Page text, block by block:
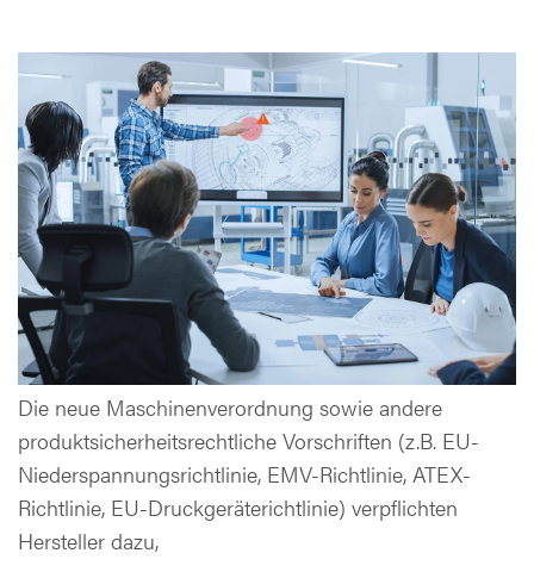
Die neue Maschinenverordnung sowie andere
produktsicherheitsrechtliche Vorschriften (z.B. EU-
Niederspannungsrichtlinie, EMV-Richtlinie, ATEX-
Richtlinie, EU-Druckgeräterichtlinie) verpflichten
Hersteller dazu,